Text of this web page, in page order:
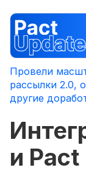
Провели
рассылки 2.0,
другие
и Pact